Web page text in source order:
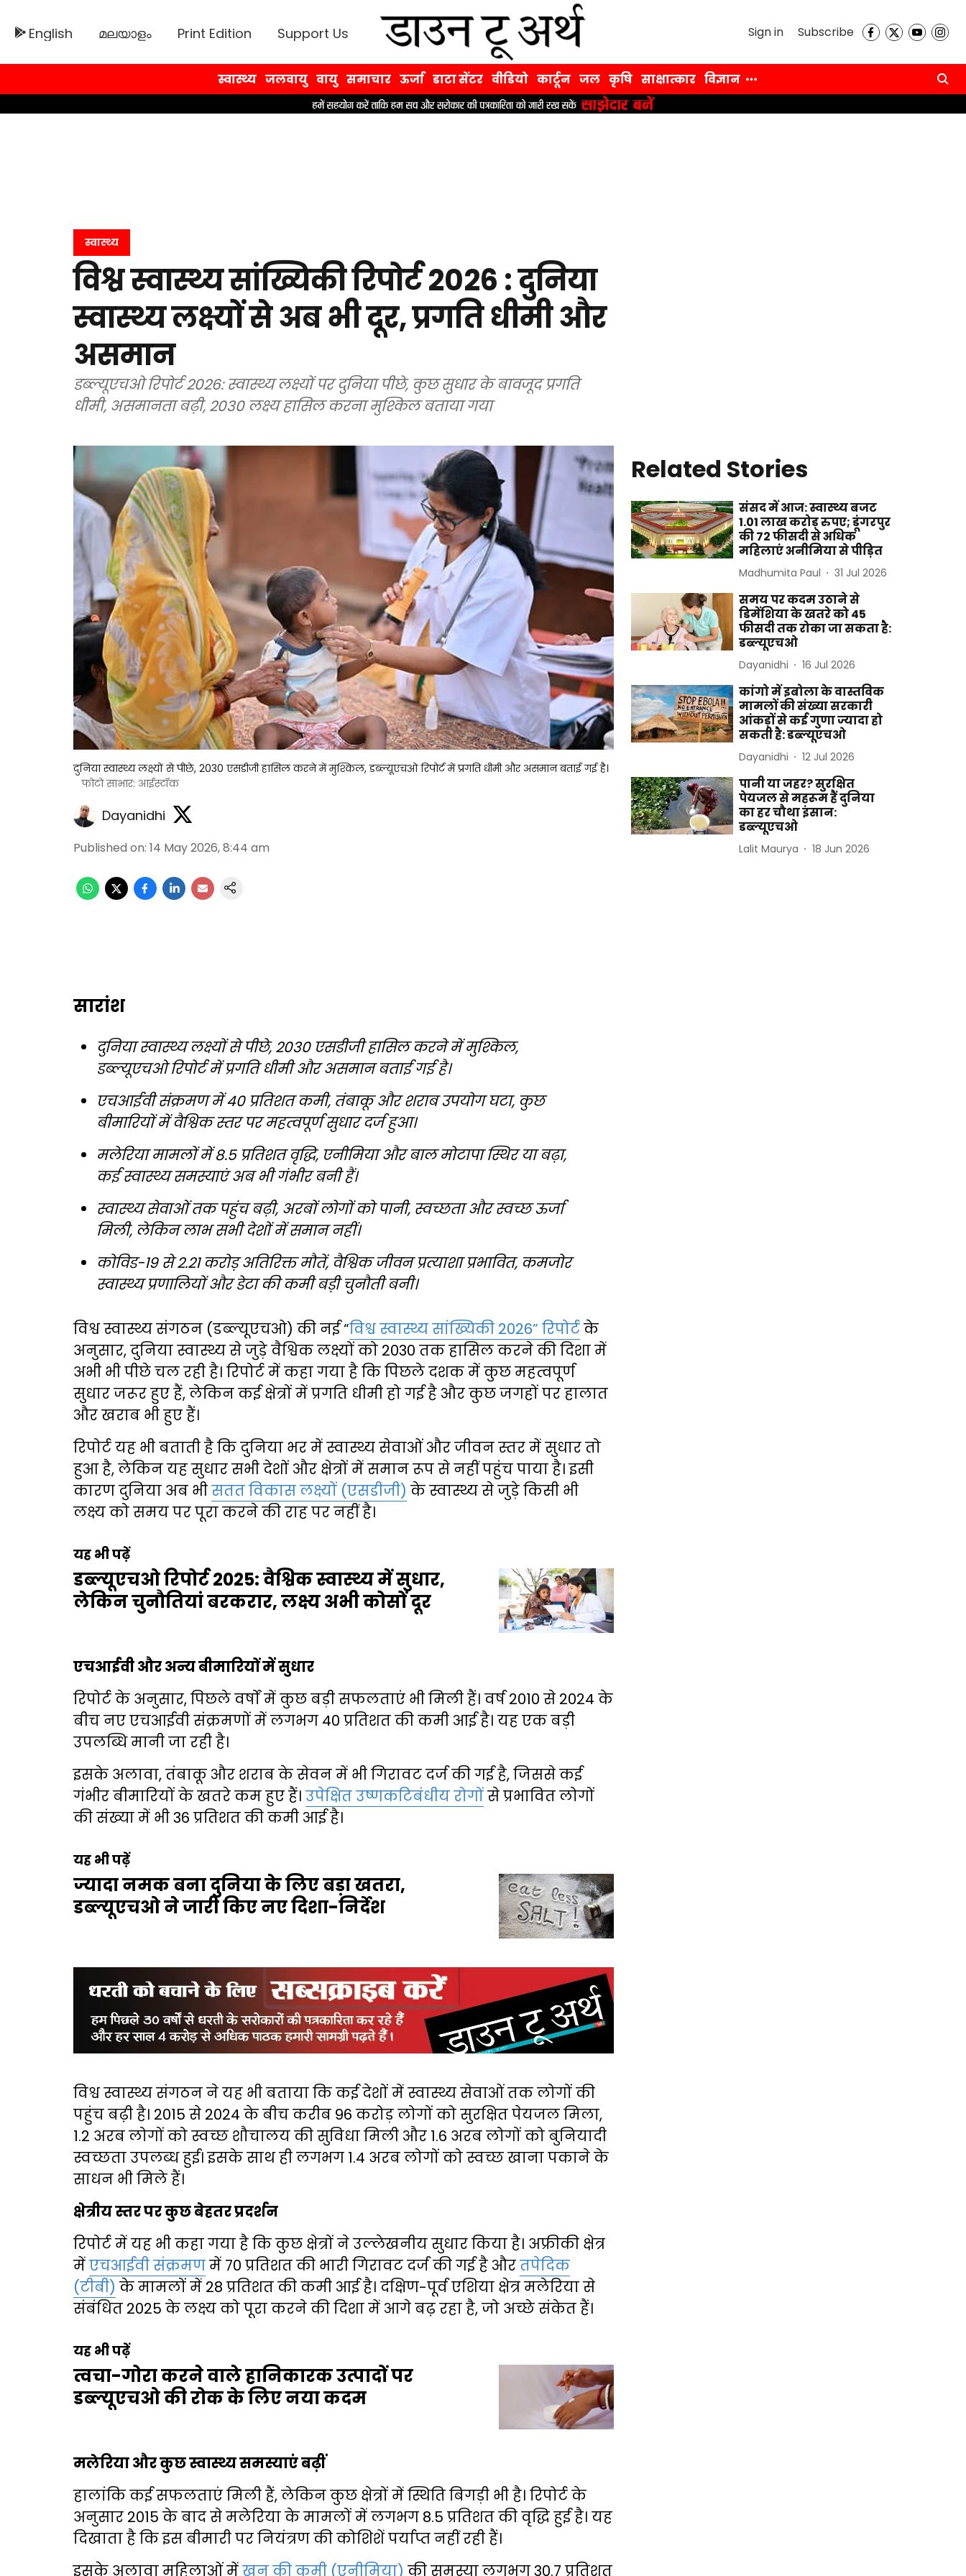
English മലയാളം Print Edition Support Us Sign in Subscribe
स्वास्थ्य जलवायु वायु समाचार ऊर्जा डाटा सेंटर वीडियो कार्टून जल कृषि साक्षात्कार विज्ञान
स्वास्थ्य
विश्व स्वास्थ्य सांख्यिकी रिपोर्ट 2026 : दुनिया
स्वास्थ्य लक्ष्यों से अब भी दूर, प्रगति धीमी और
असमान
डब्ल्यूएचओ रिपोर्ट 2026: स्वास्थ्य लक्ष्यों पर दुनिया पीछे, कुछ सुधार के बावजूद प्रगति
धीमी, असमानता बढ़ी, 2030 लक्ष्य हासिल करना मुश्किल बताया गया
दुनिया स्वास्थ्य लक्ष्यों से पीछे, 2030 एसडीजी हासिल करने में मुश्किल, डब्ल्यूएचओ रिपोर्ट में प्रगति धीमी और असमान बताई गई है।
फोटो साभार: आईस्टॉक
Dayanidhi
Published on: 14 May 2026, 8:44 am
सारांश
दुनिया स्वास्थ्य लक्ष्यों से पीछे, 2030 एसडीजी हासिल करने में मुश्किल,
डब्ल्यूएचओ रिपोर्ट में प्रगति धीमी और असमान बताई गई है।
एचआईवी संक्रमण में 40 प्रतिशत कमी, तंबाकू और शराब उपयोग घटा, कुछ
बीमारियों में वैश्विक स्तर पर महत्वपूर्ण सुधार दर्ज हुआ।
मलेरिया मामलों में 8.5 प्रतिशत वृद्धि, एनीमिया और बाल मोटापा स्थिर या बढ़ा,
कई स्वास्थ्य समस्याएं अब भी गंभीर बनी हैं।
स्वास्थ्य सेवाओं तक पहुंच बढ़ी, अरबों लोगों को पानी, स्वच्छता और स्वच्छ ऊर्जा
मिली, लेकिन लाभ सभी देशों में समान नहीं।
कोविड-19 से 2.21 करोड़ अतिरिक्त मौतें, वैश्विक जीवन प्रत्याशा प्रभावित, कमजोर
स्वास्थ्य प्रणालियों और डेटा की कमी बड़ी चुनौती बनी।
विश्व स्वास्थ्य संगठन (डब्ल्यूएचओ) की नई “विश्व स्वास्थ्य सांख्यिकी 2026” रिपोर्टके
अनुसार, दुनिया स्वास्थ्य से जुड़े वैश्विक लक्ष्यों को 2030 तक हासिल करने की दिशा में
अभी भी पीछे चल रही है। रिपोर्ट में कहा गया है कि पिछले दशक में कुछ महत्वपूर्ण
सुधार जरूर हुए हैं, लेकिन कई क्षेत्रों में प्रगति धीमी हो गई है और कुछ जगहों पर हालात
और खराब भी हुए हैं।
रिपोर्ट यह भी बताती है कि दुनिया भर में स्वास्थ्य सेवाओं और जीवन स्तर में सुधार तो
हुआ है, लेकिन यह सुधार सभी देशों और क्षेत्रों में समान रूप से नहीं पहुंच पाया है। इसी
कारण दुनिया अब भीसतत विकास लक्ष्यों (एसडीजी) के स्वास्थ्य से जुड़े किसी भी
लक्ष्य को समय पर पूरा करने की राह पर नहीं है।
यह भी पढ़ें
डब्ल्यूएचओ रिपोर्ट 2025: वैश्विक स्वास्थ्य में सुधार,
लेकिन चुनौतियां बरकरार, लक्ष्य अभी कोसों दूर
एचआईवी और अन्य बीमारियों में सुधार
रिपोर्ट के अनुसार, पिछले वर्षों में कुछ बड़ी सफलताएं भी मिली हैं। वर्ष 2010 से 2024 के
बीच नए एचआईवी संक्रमणों में लगभग 40 प्रतिशत की कमी आई है। यह एक बड़ी
उपलब्धि मानी जा रही है।
इसके अलावा, तंबाकू और शराब के सेवन में भी गिरावट दर्ज की गई है, जिससे कई
गंभीर बीमारियों के खतरे कम हुए हैं। उपेक्षित उष्णकटिबंधीय रोगोंसे प्रभावित लोगों
की संख्या में भी 36 प्रतिशत की कमी आई है।
यह भी पढ़ें
ज्यादा नमक बना दुनिया के लिए बड़ा खतरा,
डब्ल्यूएचओ ने जारी किए नए दिशा-निर्देश
विश्व स्वास्थ्य संगठन ने यह भी बताया कि कई देशों में स्वास्थ्य सेवाओं तक लोगों की
पहुंच बढ़ी है। 2015 से 2024 के बीच करीब 96 करोड़ लोगों को सुरक्षित पेयजल मिला,
1.2 अरब लोगों को स्वच्छ शौचालय की सुविधा मिली और 1.6 अरब लोगों को बुनियादी
स्वच्छता उपलब्ध हुई। इसके साथ ही लगभग 1.4 अरब लोगों को स्वच्छ खाना पकाने के
साधन भी मिले हैं।
क्षेत्रीय स्तर पर कुछ बेहतर प्रदर्शन
रिपोर्ट में यह भी कहा गया है कि कुछ क्षेत्रों ने उल्लेखनीय सुधार किया है। अफ्रीकी क्षेत्र
मेंएचआईवी संक्रमणमें 70 प्रतिशत की भारी गिरावट दर्ज की गई है औरतपेदिक
(टीबी) के मामलों में 28 प्रतिशत की कमी आई है। दक्षिण-पूर्व एशिया क्षेत्र मलेरिया से
संबंधित 2025 के लक्ष्य को पूरा करने की दिशा में आगे बढ़ रहा है, जो अच्छे संकेत हैं।
यह भी पढ़ें
त्वचा-गोरा करने वाले हानिकारक उत्पादों पर
डब्ल्यूएचओ की रोक के लिए नया कदम
मलेरिया और कुछ स्वास्थ्य समस्याएं बढ़ीं
हालांकि कई सफलताएं मिली हैं, लेकिन कुछ क्षेत्रों में स्थिति बिगड़ी भी है। रिपोर्ट के
अनुसार 2015 के बाद से मलेरिया के मामलों में लगभग 8.5 प्रतिशत की वृद्धि हुई है। यह
दिखाता है कि इस बीमारी पर नियंत्रण की कोशिशें पर्याप्त नहीं रही हैं।
इसके अलावा महिलाओं मेंखून की कमी (एनीमिया) की समस्या लगभग 30.7 प्रतिशत
Related Stories
संसद में आज: स्वास्थ्य बजट
1.01 लाख करोड़ रुपए; डूंगरपुर
की 72 फीसदी से अधिक
महिलाएं अनीमिया से पीड़ित
Madhumita Paul 31 Jul 2026
समय पर कदम उठाने से
डिमेंशिया के खतरे को 45
फीसदी तक रोका जा सकता है:
डब्ल्यूएचओ
Dayanidhi 16 Jul 2026
कांगो में इबोला के वास्तविक
मामलों की संख्या सरकारी
आंकड़ों से कई गुणा ज्यादा हो
सकती है: डब्ल्यूएचओ
Dayanidhi 12 Jul 2026
पानी या जहर? सुरक्षित
पेयजल से महरूम हैं दुनिया
का हर चौथा इंसान:
डब्ल्यूएचओ
Lalit Maurya 18 Jun 2026